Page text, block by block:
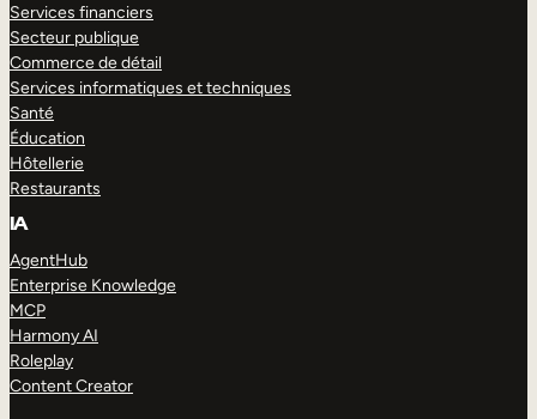
Services financiers
Secteur publique
Commerce de détail
Services informatiques et techniques
Santé
Éducation
Hôtellerie
Restaurants
IA
AgentHub
Enterprise Knowledge
MCP
Harmony AI
Roleplay
Content Creator